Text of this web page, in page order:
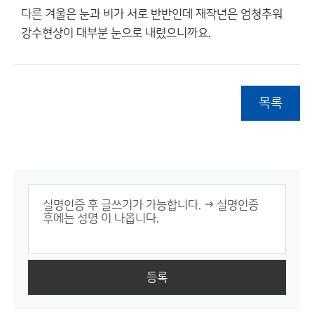
다른 겨울은 눈과 비가 서로 반반인데 재작년은 엄청추워
강수현상이 대부분 눈으로 내렸으니까요.
목록
등록